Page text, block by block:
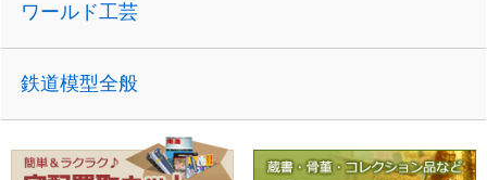
ワールド工芸
鉄道模型全般